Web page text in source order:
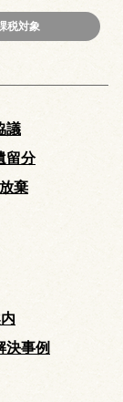
税対象
議
留分
棄
決事例